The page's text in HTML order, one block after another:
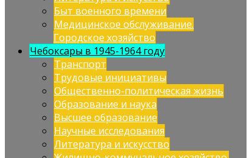
Быт военного времени
Медицинское обслуживание.
Городское хозяйство
Чебоксары в 1945-1964 году
Транспорт
Трудовые инициативы
Общественно-политическая жизнь
Образование и наука
Высшее образование
Научные исследования
Литература и искусство